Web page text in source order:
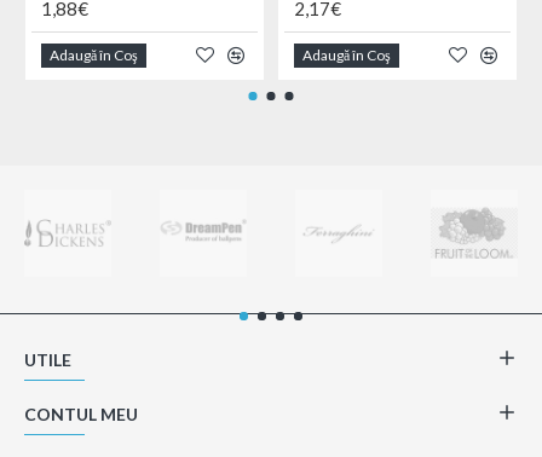
1,88€
Adaugă în Coş
2,17€
Adaugă în Coş
UTILE
CONTUL MEU